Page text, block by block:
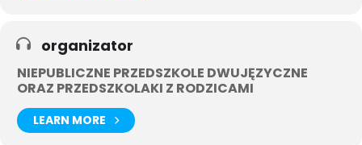
organizator
NIEPUBLICZNE PRZEDSZKOLE DWUJĘZYCZNE
ORAZ PRZEDSZKOLAKI Z RODZICAMI
LEARN MORE